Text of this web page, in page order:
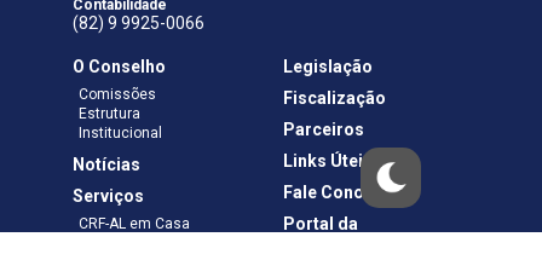
Contabilidade
(82) 9 9925-0066
O Conselho
Comissões
Estrutura
Institucional
Notícias
Serviços
CRF-AL em Casa
Legislação
Fiscalização
Parceiros
Links Úteis
Fale Conosco
Portal da